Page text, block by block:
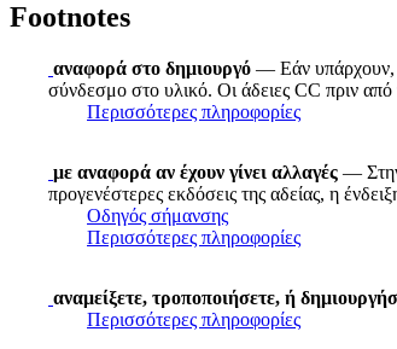
Footnotes
αναφορά στο δημιουργό — Εάν υπάρχουν,
σύνδεσμο στο υλικό. Οι άδειες CC πριν από
Περισσότερες πληροφορίες
με αναφορά αν έχουν γίνει αλλαγές — Στην
προγενέστερες εκδόσεις της αδείας, η
Οδηγός σήμανσης
Περισσότερες πληροφορίες
αναμείξετε, τροποποιήσετε, ή
Περισσότερες πληροφορίες